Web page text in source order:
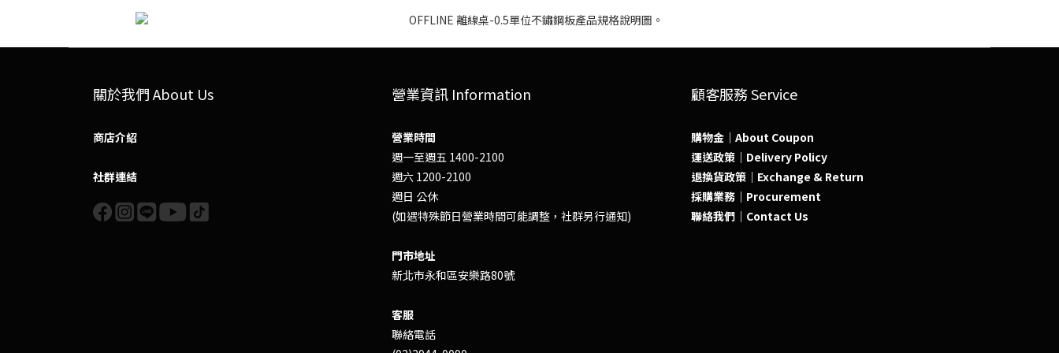
關於我們 About Us
商店介紹
社群連結
營業資訊 Information
營業時間
週一至週五 1400-2100
週六 1200-2100
週日 公休
(如遇特殊節日營業時間可能調整，社群另行通知)
門市地址
新北市永和區安樂路80號
客服
聯絡電話
顧客服務 Service
購物金｜About Coupon
運送政策｜Delivery Policy
退換貨政策｜Exchange & Return
採購業務｜Procurement
聯絡我們｜Contact Us